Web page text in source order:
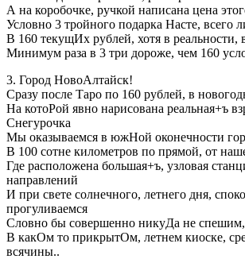
А на коробочке, ручкой написана цена
Условно 3 тройного подарка Насте, всего
В 160 текущИх рублей, хотя в реальности,
Минимум раза в 3 три дороже, чем 160
3. Город НовоАлтайск!
Сразу после Таро по 160 рублей, в
На котоРой явно нарисована реальная+ъ
Снегурочка
Мы оказываемся в южНой оконечности
В 100 сотне километров по прямой, от
Где расположена большая+ъ, узловая
направлений
И при свете солнечного, летнего дня,
прогуливаемся
Словно бы совершенно никуДа не
В какОм то прикрытОм, летнем киоске,
всячины..